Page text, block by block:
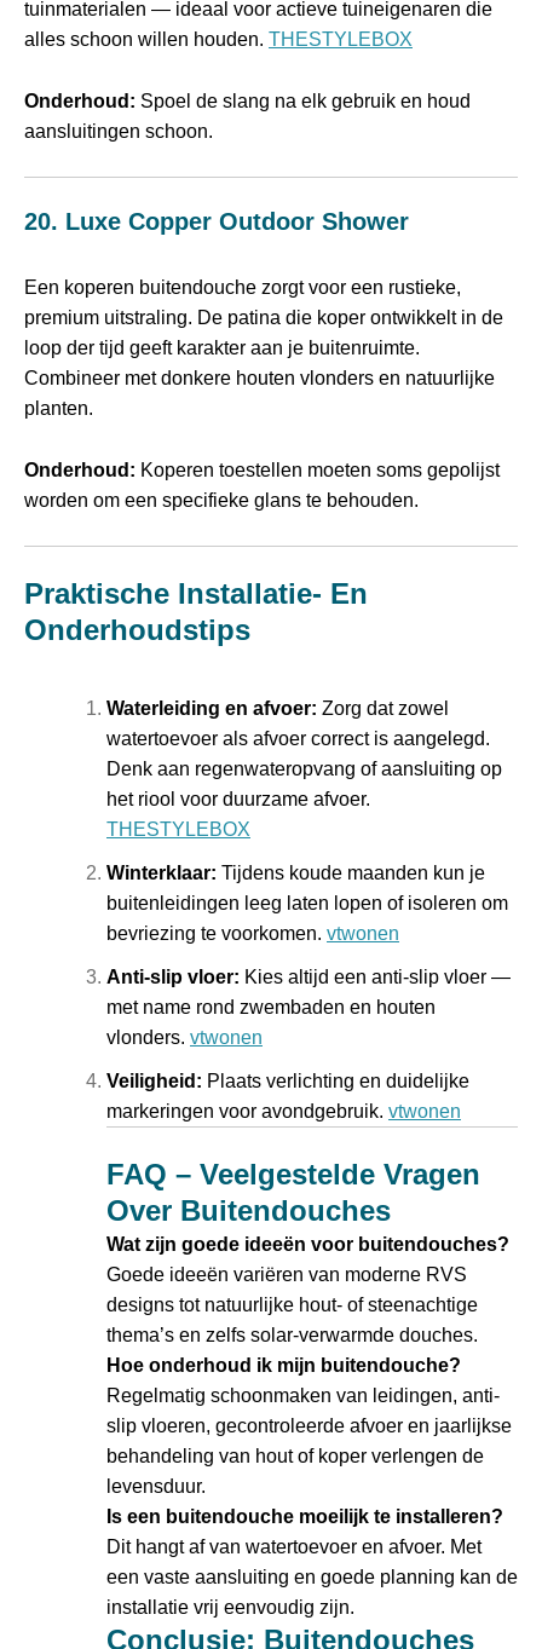
tuinmaterialen — ideaal voor actieve tuineigenaren die
alles schoon willen houden. THESTYLEBOX
Onderhoud: Spoel de slang na elk gebruik en houd
aansluitingen schoon.
20. Luxe Copper Outdoor Shower
Een koperen buitendouche zorgt voor een rustieke,
premium uitstraling. De patina die koper ontwikkelt in de
loop der tijd geeft karakter aan je buitenruimte.
Combineer met donkere houten vlonders en natuurlijke
planten.
Onderhoud: Koperen toestellen moeten soms gepolijst
worden om een specifieke glans te behouden.
Praktische Installatie‑ En
Onderhoudstips
Waterleiding en afvoer: Zorg dat zowel
watertoevoer als afvoer correct is aangelegd.
Denk aan regenwateropvang of aansluiting op
het riool voor duurzame afvoer.
THESTYLEBOX
Winterklaar: Tijdens koude maanden kun je
buitenleidingen leeg laten lopen of isoleren om
bevriezing te voorkomen. vtwonen
Anti‑slip vloer: Kies altijd een anti‑slip vloer —
met name rond zwembaden en houten
vlonders. vtwonen
Veiligheid: Plaats verlichting en duidelijke
markeringen voor avondgebruik. vtwonen
FAQ – Veelgestelde Vragen
Over Buitendouches
Wat zijn goede ideeën voor buitendouches?
Goede ideeën variëren van moderne RVS
designs tot natuurlijke hout- of steenachtige
thema’s en zelfs solar-verwarmde douches.
Hoe onderhoud ik mijn buitendouche?
Regelmatig schoonmaken van leidingen, anti-
slip vloeren, gecontroleerde afvoer en jaarlijkse
behandeling van hout of koper verlengen de
levensduur.
Is een buitendouche moeilijk te installeren?
Dit hangt af van watertoevoer en afvoer. Met
een vaste aansluiting en goede planning kan de
installatie vrij eenvoudig zijn.
Conclusie: Buitendouches